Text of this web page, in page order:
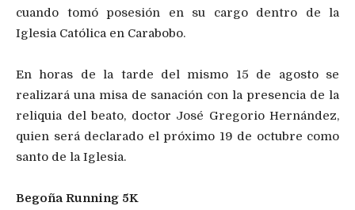
cuando tomó posesión en su cargo dentro de la
Iglesia Católica en Carabobo.
En horas de la tarde del mismo 15 de agosto se
realizará una misa de sanación con la presencia de la
reliquia del beato, doctor José Gregorio Hernández,
quien será declarado el próximo 19 de octubre como
santo de la Iglesia.
Begoña Running 5K